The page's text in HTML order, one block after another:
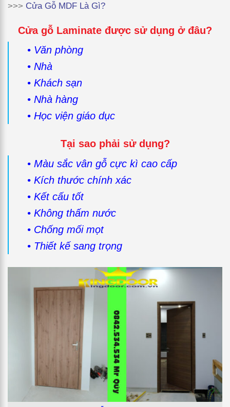
>>> Cửa Gỗ MDF Là Gì?
Cửa gỗ Laminate được sử dụng ở đâu?
• Văn phòng
• Nhà
• Khách sạn
• Nhà hàng
• Học viện giáo dục
Tại sao phải sử dụng?
• Màu sắc vân gỗ cực kì cao cấp
• Kích thước chính xác
• Kết cấu tốt
• Không thấm nước
• Chống mối mọt
• Thiết kế sang trọng